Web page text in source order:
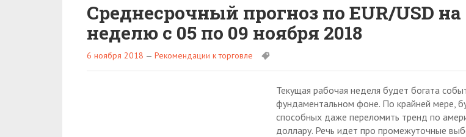
Среднесрочный прогноз по EUR/USD на
неделю с 05 по 09 ноября 2018
6 ноября 2018 — Рекомендации к торговле
Текущая рабочая неделя будет богата
фундаментальном фоне. По крайней мере,
способных даже переломить тренд по
доллару. Речь идет про промежуточные